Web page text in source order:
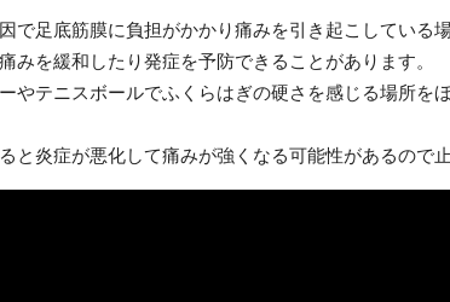
で足底筋膜に負担がかかり痛みを引き起こしている
みを緩和したり発症を予防できることがあります。
やテニスボールでふくらはぎの硬さを感じる場所を
と炎症が悪化して痛みが強くなる可能性があるので止